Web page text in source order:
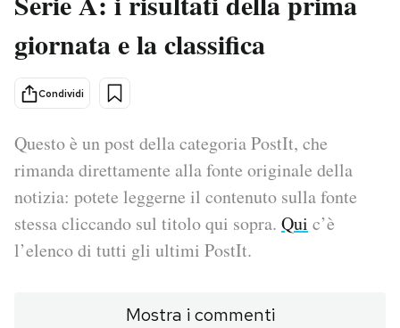
Italia
Politica
Tecnologia
Internet
Scienza
Cultura
Moda
Consumismi
Media
Europa
giornata e la classifica
Condividi
Questo è un post della categoria PostIt, che
rimanda direttamente alla fonte originale della
notizia: potete leggerne il contenuto sulla fonte
stessa cliccando sul titolo qui sopra. Qui c’è
l’elenco di tutti gli ultimi PostIt.
Mostra i commenti